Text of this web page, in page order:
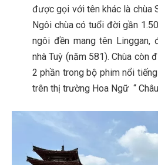
được gọi với tên khác là chùa
Ngôi chùa có tuổi đời gần
ngôi đền mang tên
nhà Tuỳ (năm 581). Chùa còn
2 phần trong bộ phim nổi
trên thị trường Hoa Ngữ “